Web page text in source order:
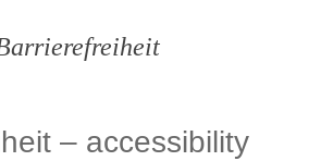
– accessibility